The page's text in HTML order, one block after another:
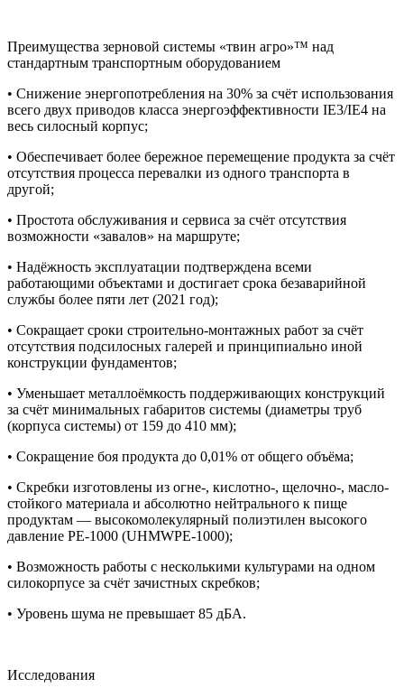
Преимущества зерновой системы «твин агро»™ над
стандартным транспортным оборудованием
• Снижение энергопотребления на 30% за счёт использования
всего двух приводов класса энергоэффективности IE3/IE4 на
весь силосный корпус;
• Обеспечивает более бережное перемещение продукта за счёт
отсутствия процесса перевалки из одного транспорта в
другой;
• Простота обслуживания и сервиса за счёт отсутствия
возможности «завалов» на маршруте;
• Надёжность эксплуатации подтверждена всеми
работающими объектами и достигает срока безаварийной
службы более пяти лет (2021 год);
• Сокращает сроки строительно-монтажных работ за счёт
отсутствия подсилосных галерей и принципиально иной
конструкции фундаментов;
• Уменьшает металлоёмкость поддерживающих конструкций
за счёт минимальных габаритов системы (диаметры труб
(корпуса системы) от 159 до 410 мм);
• Сокращение боя продукта до 0,01% от общего объёма;
• Скребки изготовлены из огне-, кислотно-, щелочно-, масло-
стойкого материала и абсолютно нейтрального к пище
продуктам — высокомолекулярный полиэтилен высокого
давление РЕ-1000 (UHMWPE-1000);
• Возможность работы с несколькими культурами на одном
силокорпусе за счёт зачистных скребков;
• Уровень шума не превышает 85 дБА.
Исследования